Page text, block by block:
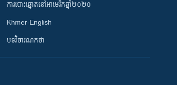
ការបោះឆ្នោតនៅអាមេរិកឆ្នាំ២០២០
Khmer-English
បទវិចារណកថា